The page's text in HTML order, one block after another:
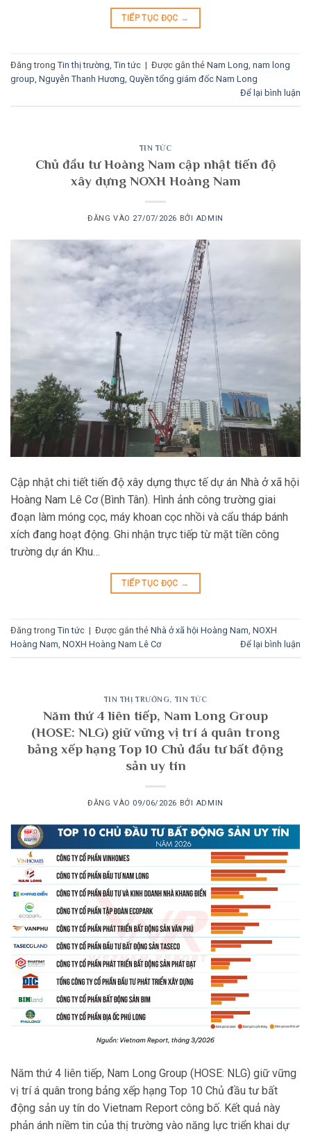
TIẾP TỤC ĐỌC →
Đăng trong Tin thị trường, Tin tức | Được gắn thẻ Nam Long, nam long
group, Nguyễn Thanh Hương, Quyền tổng giám đốc Nam Long
Để lại bình luận
TIN TỨC
Chủ đầu tư Hoàng Nam cập nhật tiến độ
xây dựng NOXH Hoàng Nam
ĐĂNG VÀO 27/07/2026 BỞI ADMIN
Cập nhật chi tiết tiến độ xây dựng thực tế dự án Nhà ở xã hội
Hoàng Nam Lê Cơ (Bình Tân). Hình ảnh công trường giai
đoạn làm móng cọc, máy khoan cọc nhồi và cẩu tháp bánh
xích đang hoạt động. Ghi nhận trực tiếp từ mặt tiền công
trường dự án Khu…
TIẾP TỤC ĐỌC →
Đăng trong Tin tức | Được gắn thẻ Nhà ở xã hội Hoàng Nam, NOXH
Hoàng Nam, NOXH Hoàng Nam Lê Cơ Để lại bình luận
TIN THỊ TRƯỜNG, TIN TỨC
Năm thứ 4 liên tiếp, Nam Long Group
(HOSE: NLG) giữ vững vị trí á quân trong
bảng xếp hạng Top 10 Chủ đầu tư bất động
sản uy tín
ĐĂNG VÀO 09/06/2026 BỞI ADMIN
Năm thứ 4 liên tiếp, Nam Long Group (HOSE: NLG) giữ vững
vị trí á quân trong bảng xếp hạng Top 10 Chủ đầu tư bất
động sản uy tín do Vietnam Report công bố. Kết quả này
phản ánh niềm tin của thị trường vào năng lực triển khai dự